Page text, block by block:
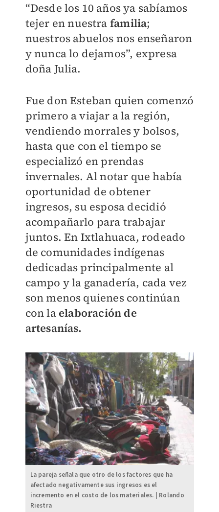
“Desde los 10 años ya sabíamos
tejer en nuestra familia;
nuestros abuelos nos enseñaron
y nunca lo dejamos”, expresa
doña Julia.
Fue don Esteban quien comenzó
primero a viajar a la región,
vendiendo morrales y bolsos,
hasta que con el tiempo se
especializó en prendas
invernales. Al notar que había
oportunidad de obtener
ingresos, su esposa decidió
acompañarlo para trabajar
juntos. En Ixtlahuaca, rodeado
de comunidades indígenas
dedicadas principalmente al
campo y la ganadería, cada vez
son menos quienes continúan
con laelaboración de
artesanías.
La pareja señala que otro de los factores que ha
afectado negativamente sus ingresos es el
incremento en el costo de los materiales. | Rolando
Riestra